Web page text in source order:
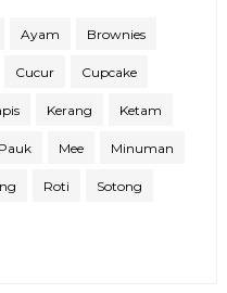
Ayam Brownies
Cucur Cupcake
Kerang Ketam
Mee Minuman
Roti Sotong